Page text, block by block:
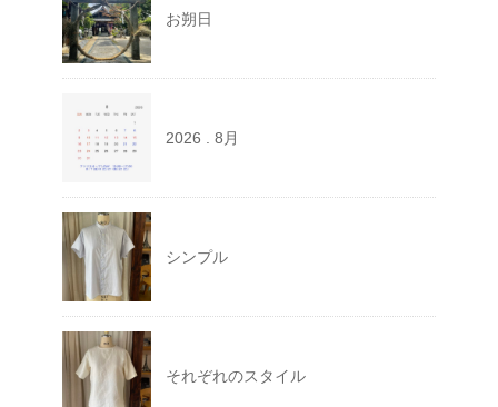
お朔日
2026 . 8月
シンプル
それぞれのスタイル